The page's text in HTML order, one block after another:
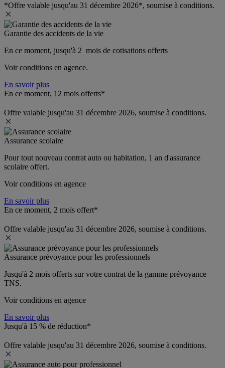
*Offre valable jusqu'au 31 décembre 2026*, soumise à conditions.
Garantie des accidents de la vie
En ce moment, jusqu'à 2  mois de cotisations offerts
Voir conditions en agence.
En savoir plus
En ce moment, 12 mois offerts*
Offre valable jusqu'au 31 décembre 2026, soumise à conditions.
Assurance scolaire
Pour tout nouveau contrat auto ou habitation, 1 an d'assurance
scolaire offert.
Voir conditions en agence
En savoir plus
En ce moment, 2 mois offert*
Offre valable jusqu'au 31 décembre 2026, soumise à conditions.
Assurance prévoyance pour les professionnels
Jusqu'à 2 mois offerts sur votre contrat de la gamme prévoyance
TNS.
Voir conditions en agence
En savoir plus
Jusqu'à 15 % de réduction*
Offre valable jusqu'au 31 décembre 2026, soumise à conditions.